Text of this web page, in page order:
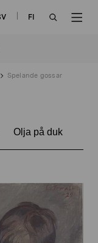
FI
Spelande gossar
Olja på duk